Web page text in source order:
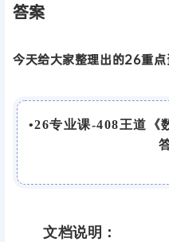
答案
今天给大家整理出的26重点
•26专业课-408王道《
文档说明：